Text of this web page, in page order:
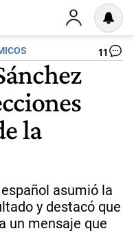
11
la
asumió la
y destacó que
un mensaje que